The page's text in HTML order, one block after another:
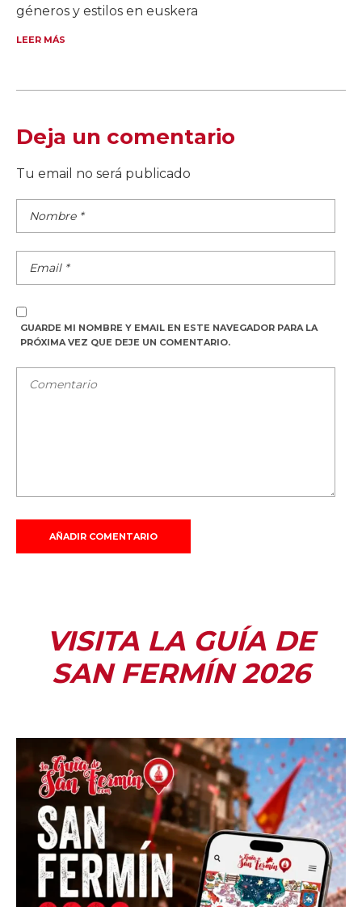
géneros y estilos en euskera
LEER MÁS
Deja un comentario
Tu email no será publicado
GUARDE MI NOMBRE Y EMAIL EN ESTE NAVEGADOR PARA LA
PRÓXIMA VEZ QUE DEJE UN COMENTARIO.
VISITA LA GUÍA DE
SAN FERMÍN 2026